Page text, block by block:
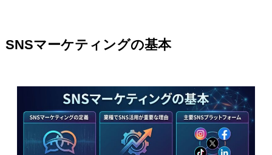
SNSマーケティングの基本